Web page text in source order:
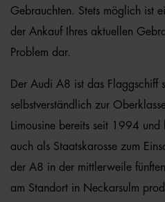
Gebrauchten. Stets möglich ist
der Ankauf Ihres aktuellen
Problem dar.
Der Audi A8 ist das Flaggschiff
selbstverständlich zur
Limousine bereits seit 1994
auch als Staatskarosse zum
der A8 in der mittlerweile
am Standort in Neckarsulm